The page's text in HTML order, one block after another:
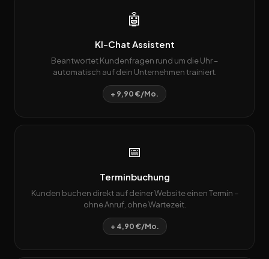
🤖
KI-Chat Assistent
Beantwortet Kundenfragen rund um die Uhr –
automatisch auf dein Unternehmen trainiert.
+ 9,90 €/Mo.
📅
Terminbuchung
Kunden buchen direkt auf deiner Website einen Termin –
ohne Anruf, ohne Wartezeit.
+ 4,90 €/Mo.